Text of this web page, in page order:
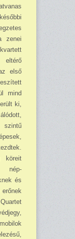
zenei
eltérő
első
mind
ki,
köreit
nép­
és